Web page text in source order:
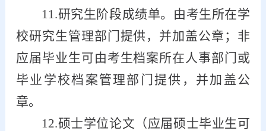
11.研究生阶段成绩单。由考生所在学
校研究生管理部门提供，并加盖公章；非
应届毕业生可由考生档案所在人事部门或
毕业学校档案管理部门提供，并加盖公
章。
12.硕士学位论文（应届硕士毕业生可